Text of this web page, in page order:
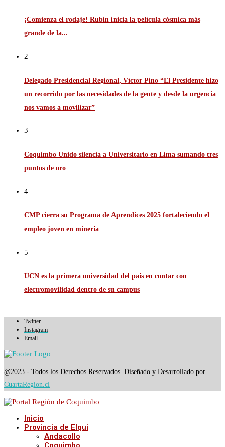
¡Comienza el rodaje! Rubin inicia la película cósmica más
grande de la...
2
Delegado Presidencial Regional, Víctor Pino “El Presidente hizo
un recorrido por las necesidades de la gente y desde la urgencia
nos vamos a movilizar”
3
Coquimbo Unido silencia a Universitario en Lima sumando tres
puntos de oro
4
CMP cierra su Programa de Aprendices 2025 fortaleciendo el
empleo joven en minería
5
UCN es la primera universidad del país en contar con
electromovilidad dentro de su campus
Twitter
Instagram
Email
@2023 - Todos los Derechos Reservados. Diseñado y Desarrollado por
CuartaRegion.cl
Inicio
Provincia de Elqui
Andacollo